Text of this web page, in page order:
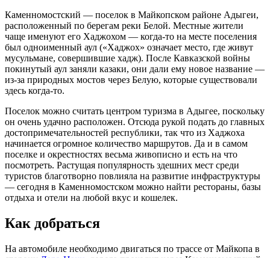
Каменномостский — поселок в Майкопском районе Адыгеи,
расположенный по берегам реки Белой. Местные жители
чаще именуют его Хаджохом — когда-то на месте поселения
был одноименный аул («Хаджох» означает место, где живут
мусульмане, совершившие хадж). После Кавказской войны
покинутый аул заняли казаки, они дали ему новое название —
из-за природных мостов через Белую, которые существовали
здесь когда-то.
Поселок можно считать центром туризма в Адыгее, поскольку
он очень удачно расположен. Отсюда рукой подать до главных
достопримечательностей республики, так что из Хаджоха
начинается огромное количество маршрутов. Да и в самом
поселке и окрестностях весьма живописно и есть на что
посмотреть. Растущая популярность здешних мест среди
туристов благотворно повлияла на развитие инфраструктуры
— сегодня в Каменномостском можно найти рестораны, базы
отдыха и отели на любой вкус и кошелек.
Как добраться
На автомобиле необходимо двигаться по трассе от Майкопа в